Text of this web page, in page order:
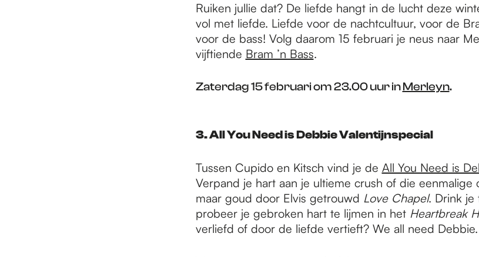
Ruiken jullie dat? De liefde hangt in de lucht deze
vol met liefde. Liefde voor de nachtcultuur, voor de
voor de bass! Volg daarom 15 februari je neus naar
vijftiende Bram ’n Bass.
Zaterdag 15 februari om 23.00 uur inMerleyn.
3. All You Need is Debbie Valentijnspecial
Tussen Cupido en Kitsch vind je de All You Need is
Verpand je hart aan je ultieme crush of die eenmalige
maar goud door Elvis getrouwd Love Chapel. Drink je
probeer je gebroken hart te lijmen in het Heartbreak
verliefd of door de liefde vertieft? We all need Debbie.